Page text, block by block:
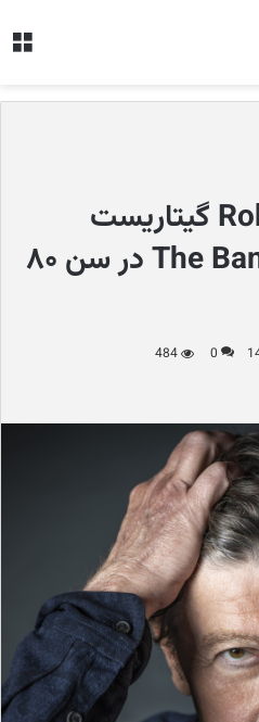
Robbie Robertson گیتاریست
افسانه‌ای گروه The Band در سن ۸۰
0
484